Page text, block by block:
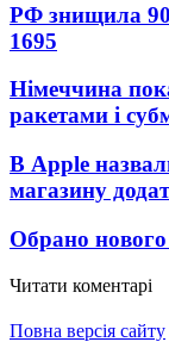
РФ знищила
1695
Німеччина
ракетами і
В Apple
магазину
Обрано
Читати коментарі
Повна версія сайту